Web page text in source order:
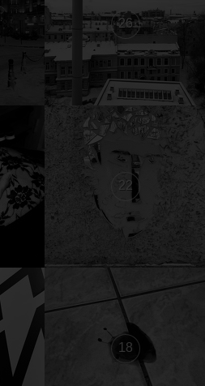
26
22
18